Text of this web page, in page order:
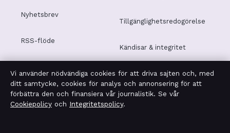
Nyhetsbrev
RSS-flöde
Tillgänglighetsredogörelse
Kändisar & integritet
Integritetspolicy
Vi använder nödvändiga cookies för att driva sajten och, med
ditt samtycke, cookies för analys och annonsering för att
förbättra den och finansiera vår journalistik. Se vår
Cookiepolicy och Integritetspolicy.